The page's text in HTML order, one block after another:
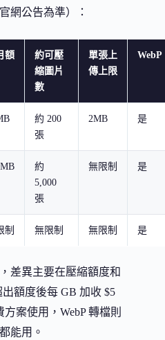
網公告為準）：
額
約可壓
縮圖片
數
單張上
傳上限
WebP
約 200
張
2MB 是
約
5,000
張
無限制 是
制 無限制 無限制 是
差異主要在壓縮額度和
額度後每 GB 加收 $5
案使用，WebP 轉檔則
能用。